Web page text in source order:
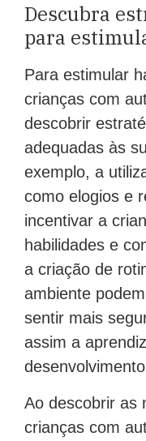
Descubra
para
Para estimular
crianças com
descobrir
adequadas às
exemplo, a
como elogios e
incentivar a
habilidades e
a criação de
ambiente
sentir mais
assim a
Ao descobrir as
crianças com